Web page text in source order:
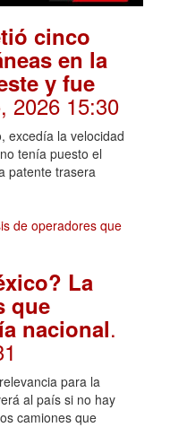
cinco
en la
y fue
2026 15:30
excedía la velocidad
tenía puesto el
patente trasera
La
que
nacional.
para la
al país si no hay
camiones que